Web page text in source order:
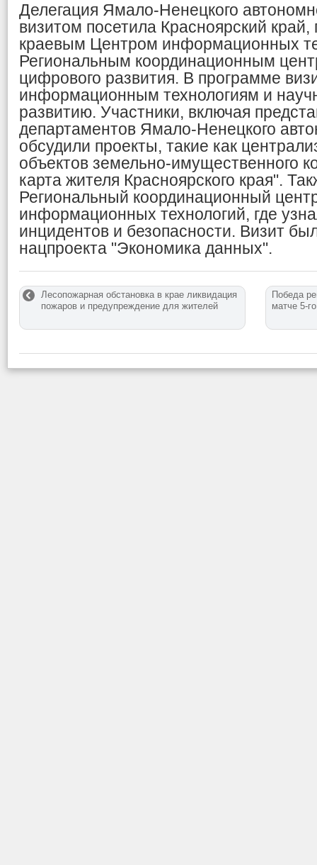
Делегация Ямало-Ненецкого
визитом посетила Красноярский край,
краевым Центром информационных
Региональным координационным
цифрового развития. В программе
информационным технологиям и
развитию. Участники, включая
департаментов Ямало-Ненецкого
обсудили проекты, такие как
объектов земельно-имущественного
карта жителя Красноярского края".
Региональный координационный
информационных технологий, где
инцидентов и безопасности. Визит
нацпроекта "Экономика данных".
Лесопожарная обстановка в крае ликвидация
пожаров и предупреждение для жителей
Победа
матче 5-